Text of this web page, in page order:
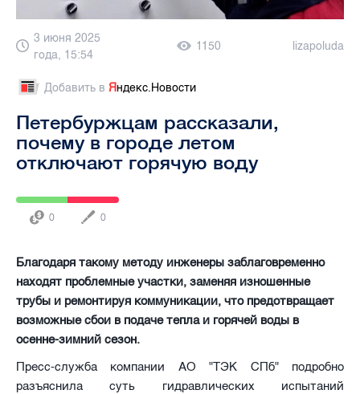
3 июня 2025
года, 15:54
1150 lizapoluda
Добавить в Яндекс.Новости
Петербуржцам рассказали,
почему в городе летом
отключают горячую воду
0 0
Благодаря такому методу инженеры заблаговременно
находят проблемные участки, заменяя изношенные
трубы и ремонтируя коммуникации, что предотвращает
возможные сбои в подаче тепла и горячей воды в
осенне-зимний сезон.
Пресс-служба компании АО "ТЭК СПб" подробно
разъяснила суть гидравлических испытаний